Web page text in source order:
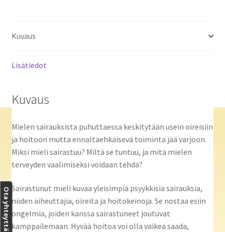
Kuvaus
Lisätiedot
Kuvaus
Mielen sairauksista puhuttaessa keskitytään usein oireisiin
ja hoitoon mutta ennaltaehkäisevä toiminta jää varjoon.
Miksi mieli sairastuu? Miltä se tuntuu, ja mitä mielen
terveyden vaalimiseksi voidaan tehdä?
Sairastunut mieli kuvaa yleisimpiä psyykkisiä sairauksia,
niiden aiheuttajia, oireita ja hoitokeinoja. Se nostaa esiin
ongelmia, joiden kanssa sairastuneet joutuvat
kamppailemaan. Hyvää hoitoa voi olla vaikea saada,
Ota yhteyttä